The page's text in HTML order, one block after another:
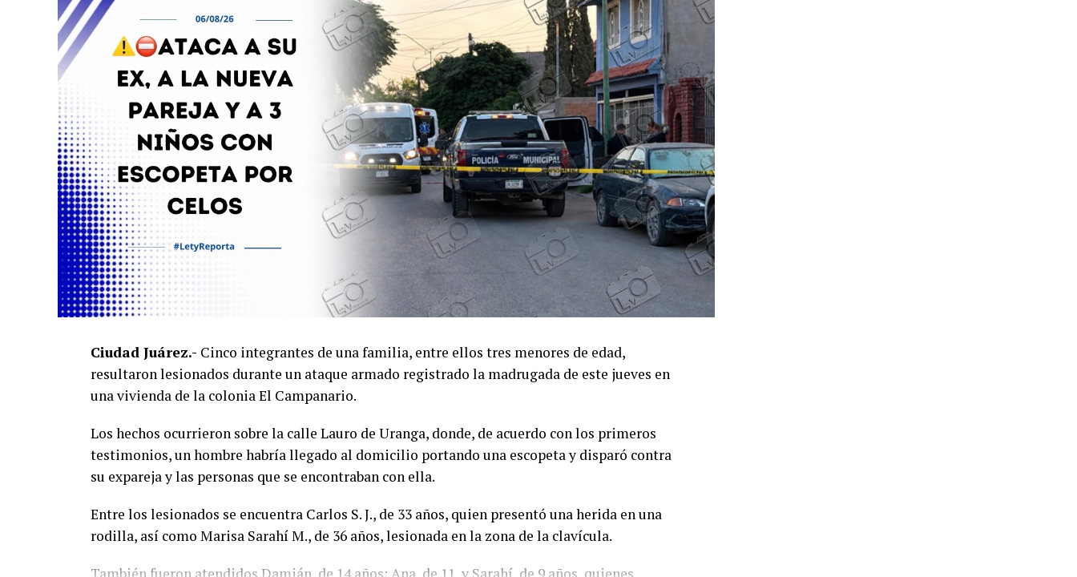
Ciudad Juárez.- Cinco integrantes de una familia, entre ellos tres menores de edad,
resultaron lesionados durante un ataque armado registrado la madrugada de este jueves en
una vivienda de la colonia El Campanario.
Los hechos ocurrieron sobre la calle Lauro de Uranga, donde, de acuerdo con los primeros
testimonios, un hombre habría llegado al domicilio portando una escopeta y disparó contra
su expareja y las personas que se encontraban con ella.
Entre los lesionados se encuentra Carlos S. J., de 33 años, quien presentó una herida en una
rodilla, así como Marisa Sarahí M., de 36 años, lesionada en la zona de la clavícula.